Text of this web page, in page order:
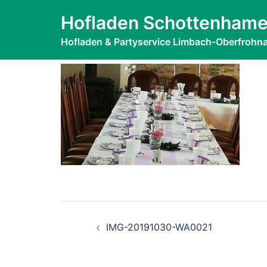
Hofladen
Hofladen & Partyservice Limbach-
IMG-
IMG-20191030-WA0021